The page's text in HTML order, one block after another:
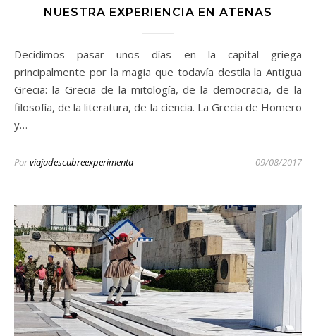
NUESTRA EXPERIENCIA EN ATENAS
Decidimos pasar unos días en la capital griega
principalmente por la magia que todavía destila la Antigua
Grecia: la Grecia de la mitología, de la democracia, de la
filosofía, de la literatura, de la ciencia. La Grecia de Homero
y…
Porviajadescubreexperimenta 09/08/2017